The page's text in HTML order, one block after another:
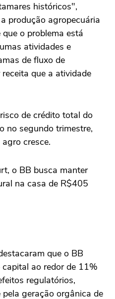
históricos",
produção agropecuária
o problema está
atividades e
de fluxo de
que a atividade
de crédito total do
‌no segundo trimestre,
cresce.
o BB busca manter
na casa de R$405
que o BB
ao redor de 11%
regulatórios,
geração orgânica de